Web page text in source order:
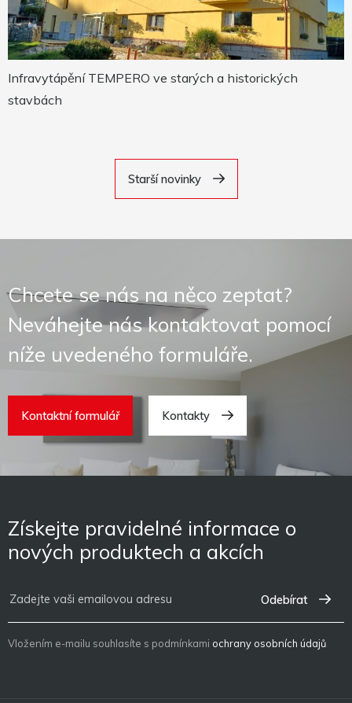
Infravytápění TEMPERO ve starých a historických
stavbách
Starší novinky
Chcete se nás na něco zeptat?
Neváhejte nás kontaktovat pomocí
níže uvedeného formuláře.
Kontaktní formulář Kontakty
Získejte pravidelné informace o
nových produktech a akcích
Odebírat
Vložením e-mailu souhlasíte s podmínkami ochrany osobních údajů